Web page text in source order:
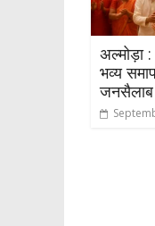
अल्मोड़ा
भव्य
जनसैलाब